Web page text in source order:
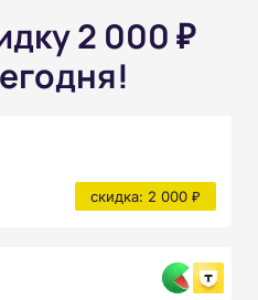
2 000 ₽
скидка: 2 000 ₽